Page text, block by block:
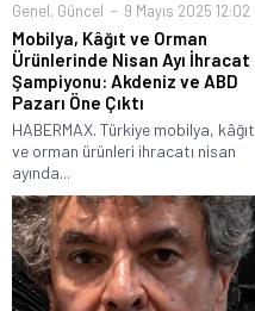
Genel, Güncel 9 Mayıs 2025 12:02
Mobilya, Kâğıt ve Orman
Ürünlerinde Nisan Ayı İhracat
Şampiyonu: Akdeniz ve ABD
Pazarı Öne Çıktı
HABERMAX. Türkiye mobilya, kâğıt
ve orman ürünleri ihracatı nisan
ayında...